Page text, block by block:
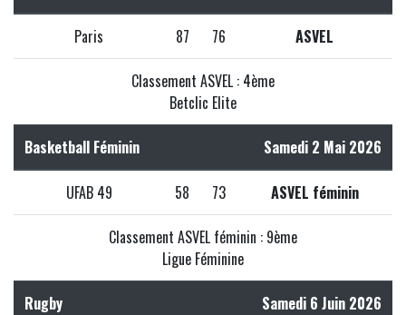
Paris 87 76 ASVEL
Classement ASVEL : 4ème
Betclic Elite
Basketball Féminin Samedi 2 Mai 2026
UFAB 49 58 73 ASVEL féminin
Classement ASVEL féminin : 9ème
Ligue Féminine
Rugby Samedi 6 Juin 2026